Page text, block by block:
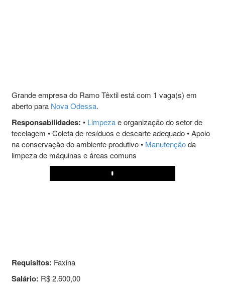
Grande empresa do Ramo Têxtil está com 1 vaga(s) em
aberto para Nova Odessa.
Responsabilidades: • Limpezae organização do setor de
tecelagem • Coleta de resíduos e descarte adequado • Apoio
na conservação do ambiente produtivo • Manutençãoda
limpeza de máquinas e áreas comuns
Play
Requisitos: Faxina
Salário: R$ 2.600,00